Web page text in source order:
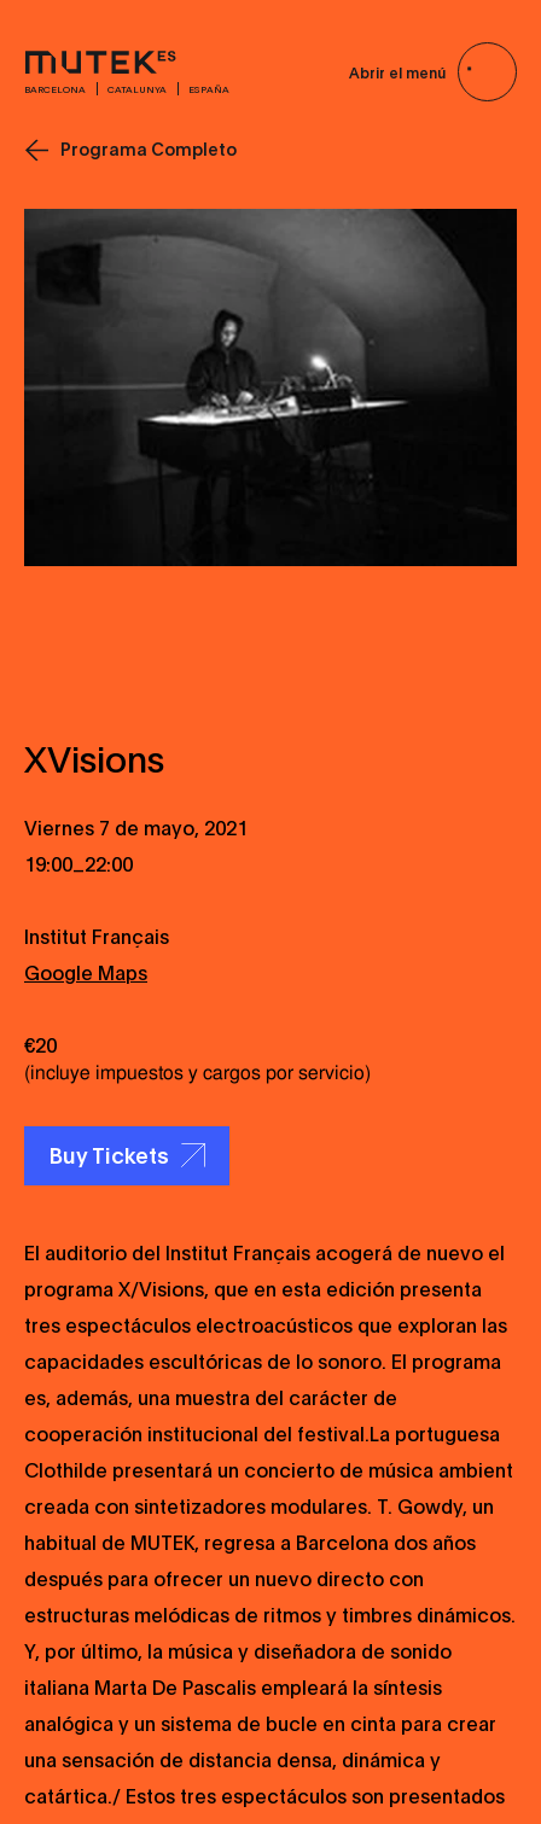
BARCELONA CATALUNYA ESPAÑA
Abrir el menú
Programa Completo
XVisions
Viernes 7 de mayo, 2021
19:00 22:00
Institut Français
Google Maps
€20
(incluye impuestos y cargos por servicio)
Buy Tickets
El auditorio del Institut Français acogerá de nuevo el
programa X/Visions, que en esta edición presenta
tres espectáculos electroacústicos que exploran las
capacidades escultóricas de lo sonoro. El programa
es, además, una muestra del carácter de
cooperación institucional del festival.La portuguesa
Clothilde presentará un concierto de música ambient
creada con sintetizadores modulares. T. Gowdy, un
habitual de MUTEK, regresa a Barcelona dos años
después para ofrecer un nuevo directo con
estructuras melódicas de ritmos y timbres dinámicos.
Y, por último, la música y diseñadora de sonido
italiana Marta De Pascalis empleará la síntesis
analógica y un sistema de bucle en cinta para crear
una sensación de distancia densa, dinámica y
catártica./ Estos tres espectáculos son presentados